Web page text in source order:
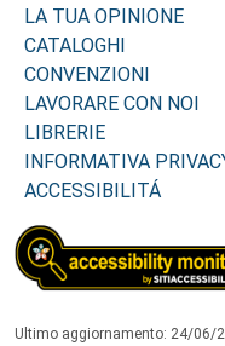
LA TUA OPINIONE
CATALOGHI
CONVENZIONI
LAVORARE CON NOI
LIBRERIE
INFORMATIVA
ACCESSIBILITÁ
Ultimo aggiornamento: 24/06/